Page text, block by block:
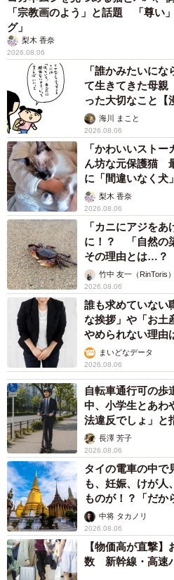
「宗教画のよう」と話題 「尊い
グ」
梨木 香奈
2026.08.06
「誰かみたいに
て生きてきた母
った大切なこと【
海川 まこと
2026.08.06
「かわいいスト
ん坊な元保護猫
に「間違いなく犬
梨木 香奈
2026.08.06
「カニにアジを
に！？ 「自然の
その理由とは…？
竹中 友一（RinToris）
2026.08.06
誰も求めていない
な挨拶」や「お土
やめられない理由
まいどなデータ
2026.08.06
自転車通行可の
中、小学生とあ
法違反でしょ」と
説】長澤 芳子
2026.08.06
タイの電車の中
も、妊娠、けが
ものが！？「だか
中将 タカノリ
2026.08.06
【物価高が直撃
数 新幹線・高速